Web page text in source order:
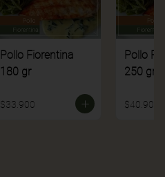
Pollo Fiorentina
180 gr
$33.900
Pollo
250 gr
$40.900